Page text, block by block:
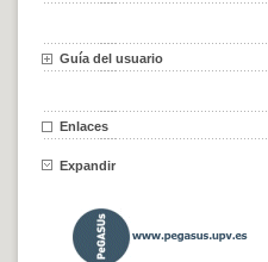
Guía del usuario
Enlaces
Expandir